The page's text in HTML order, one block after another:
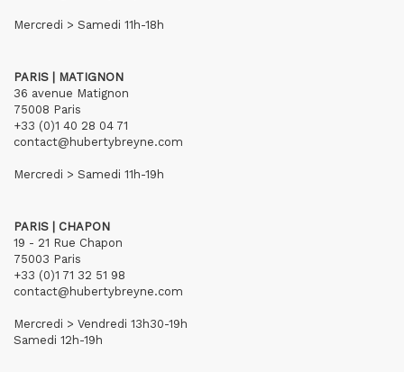
Mercredi > Samedi 11h-18h
PARIS | MATIGNON
36 avenue Matignon
75008 Paris
+33 (0)1 40 28 04 71
contact@hubertybreyne.com
Mercredi > Samedi 11h-19h
PARIS | CHAPON
19 - 21 Rue Chapon
75003 Paris
+33 (0)1 71 32 51 98
contact@hubertybreyne.com
Mercredi > Vendredi 13h30-19h
Samedi 12h-19h